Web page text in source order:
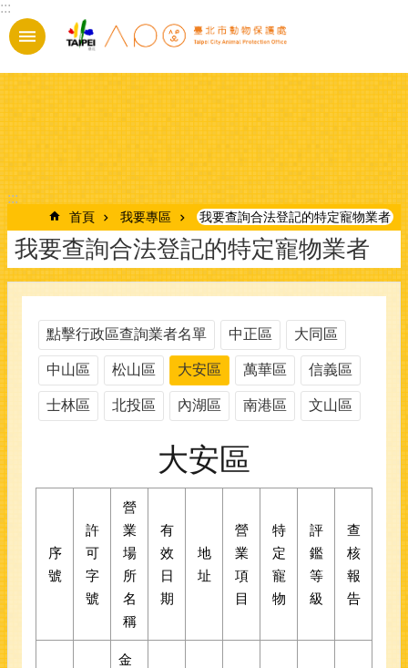
跳到主要內容區塊
:::
:::
首頁 我要專區 我要查詢合法登記的特定寵物業者
我要查詢合法登記的特定寵物業者
點擊行政區查詢業者名單 中正區 大同區
中山區 松山區 大安區 萬華區 信義區
士林區 北投區 內湖區 南港區 文山區
大安區
序
號
許
可
字
號
營
業
場
所
名
稱
有
效
日
期
地
址
營
業
項
目
特
定
寵
物
評
鑑
等
級
查
核
報
告
金